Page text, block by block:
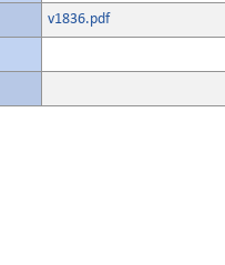
v1836.pdf